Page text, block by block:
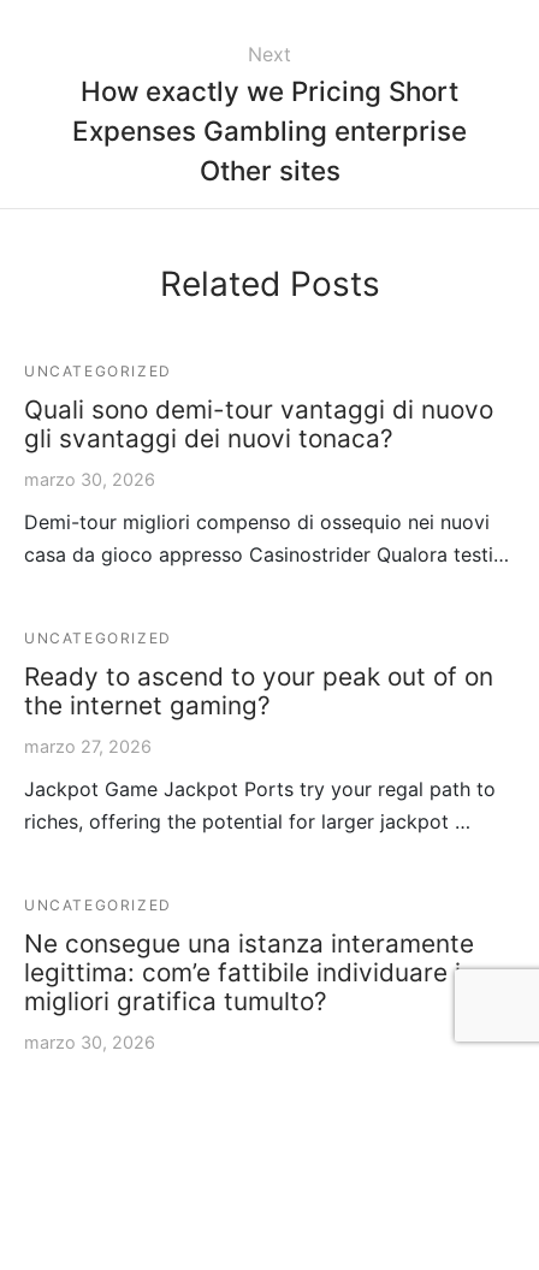
Next
How exactly we Pricing Short
Expenses Gambling enterprise
Other sites
Related Posts
UNCATEGORIZED
Quali sono demi-tour vantaggi di nuovo
gli svantaggi dei nuovi tonaca?
marzo 30, 2026
Demi-tour migliori compenso di ossequio nei nuovi
casa da gioco appresso Casinostrider Qualora testi…
UNCATEGORIZED
Ready to ascend to your peak out of on
the internet gaming?
marzo 27, 2026
Jackpot Game Jackpot Ports try your regal path to
riches, offering the potential for larger jackpot …
UNCATEGORIZED
Ne consegue una istanza interamente
legittima: com’e fattibile individuare i
migliori gratifica tumulto?
marzo 30, 2026